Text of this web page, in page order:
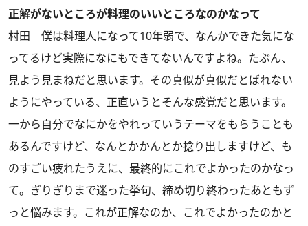
正解がないところが料理のいいところなのかなって
村田 僕は料理人になって10年弱で、なんかできた気にな
ってるけど実際になにもできてないんですよね。たぶん、
見よう見まねだと思います。その真似が真似だとばれない
ようにやっている、正直いうとそんな感覚だと思います。
一から自分でなにかをやれっていうテーマをもらうことも
あるんですけど、なんとかかんとか捻り出しますけど、も
のすごい疲れたうえに、最終的にこれでよかったのかなっ
て。ぎりぎりまで迷った挙句、締め切り終わったあともず
っと悩みます。これが正解なのか、これでよかったのかと